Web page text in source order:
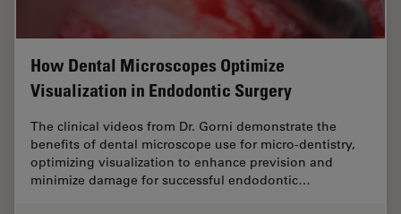
How Dental Microscopes Optimize
Visualization in Endodontic Surgery
The clinical videos from Dr. Gorni demonstrate the
benefits of dental microscope use for micro-dentistry,
optimizing visualization to enhance prevision and
minimize damage for successful endodontic…